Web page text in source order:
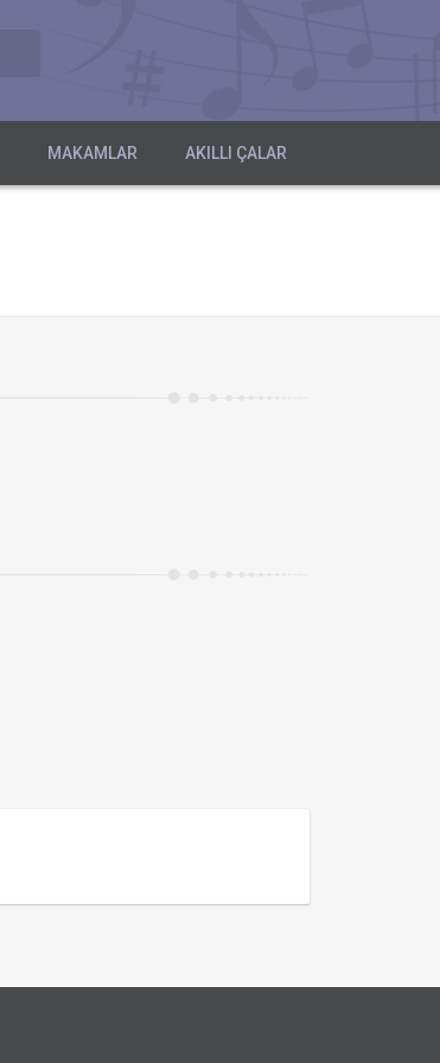
MAKAMLAR AKILLI ÇALAR